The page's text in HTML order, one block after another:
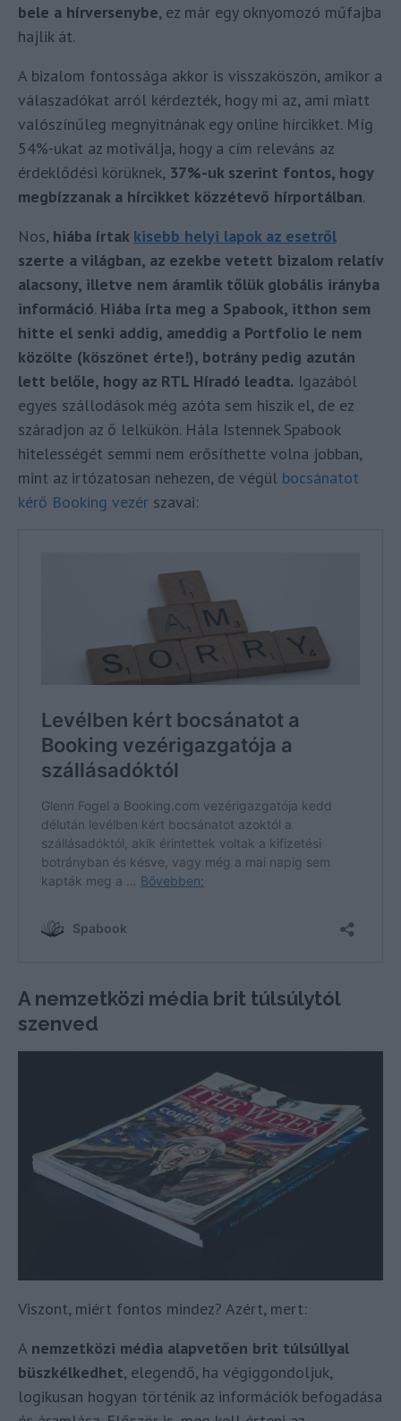
bele a hírversenybe, ez már egy oknyomozó műfajba
hajlik át.
A bizalom fontossága akkor is visszaköszön, amikor a
válaszadókat arról kérdezték, hogy mi az, ami miatt
valószínűleg megnyitnának egy online hírcikket. Míg
54%-ukat az motiválja, hogy a cím releváns az
érdeklődési körüknek, 37%-uk szerint fontos, hogy
megbízzanak a hírcikket közzétevő hírportálban.
Nos, hiába írtak kisebb helyi lapok az esetről
szerte a világban, az ezekbe vetett bizalom relatív
alacsony, illetve nem áramlik tőlük globális irányba
információ. Hiába írta meg a Spabook, itthon sem
hitte el senki addig, ameddig a Portfolio le nem
közölte (köszönet érte!), botrány pedig azután
lett belőle, hogy az RTL Híradó leadta. Igazából
egyes szállodások még azóta sem hiszik el, de ez
száradjon az ő lelkükön. Hála Istennek Spabook
hitelességét semmi nem erősíthette volna jobban,
mint az irtózatosan nehezen, de végül bocsánatot
kérő Booking vezér szavai:
A nemzetközi média brit túlsúlytól
szenved
Viszont, miért fontos mindez? Azért, mert:
A nemzetközi média alapvetően brit túlsúllyal
büszkélkedhet, elegendő, ha végiggondoljuk,
logikusan hogyan történik az információk befogadása